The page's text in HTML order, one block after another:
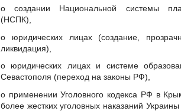
о создании Национальной системы
(НСПК),
о юридических лицах (создание,
ликвидация),
о юридических лицах и системе
Севастополя (переход на законы РФ),
о применении Уголовного кодекса РФ в
более жестких уголовных наказаний